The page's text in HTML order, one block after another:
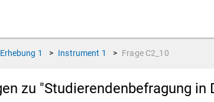
Erhebung 1 > Instrument 1 > Frage C2_10
zu "Studierendenbefragung in